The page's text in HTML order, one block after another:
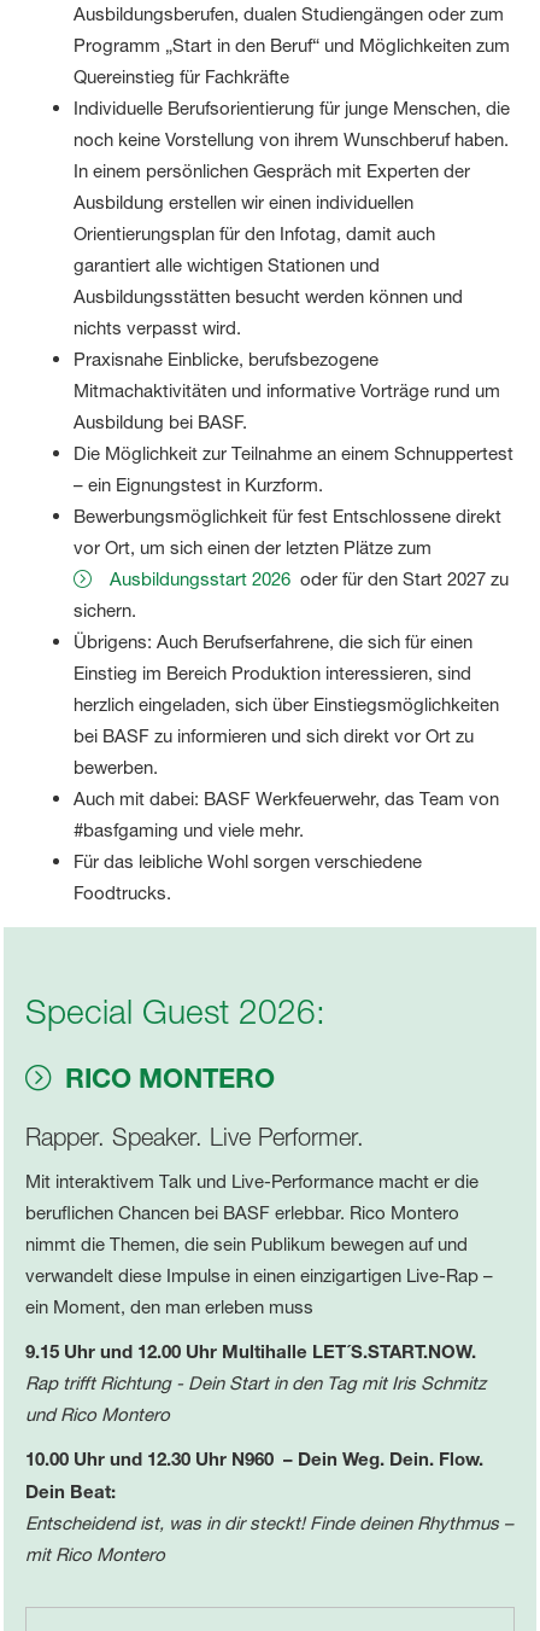
Ausbildungsberufen, dualen Studiengängen oder zum
Programm „Start in den Beruf“ und Möglichkeiten zum
Quereinstieg für Fachkräfte
Individuelle Berufsorientierung für junge Menschen, die
noch keine Vorstellung von ihrem Wunschberuf haben.
In einem persönlichen Gespräch mit Experten der
Ausbildung erstellen wir einen individuellen
Orientierungsplan für den Infotag, damit auch
garantiert alle wichtigen Stationen und
Ausbildungsstätten besucht werden können und
nichts verpasst wird.
Praxisnahe Einblicke, berufsbezogene
Mitmachaktivitäten und informative Vorträge rund um
Ausbildung bei BASF.
Die Möglichkeit zur Teilnahme an einem Schnuppertest
– ein Eignungstest in Kurzform.
Bewerbungsmöglichkeit für fest Entschlossene direkt
vor Ort, um sich einen der letzten Plätze zum
Ausbildungsstart 2026 oder für den Start 2027 zu
sichern.
Übrigens: Auch Berufserfahrene, die sich für einen
Einstieg im Bereich Produktion interessieren, sind
herzlich eingeladen, sich über Einstiegsmöglichkeiten
bei BASF zu informieren und sich direkt vor Ort zu
bewerben.
Auch mit dabei: BASF Werkfeuerwehr, das Team von
#basfgaming und viele mehr.
Für das leibliche Wohl sorgen verschiedene
Foodtrucks.
Special Guest 2026:
RICO MONTERO
Rapper. Speaker. Live Performer.
Mit interaktivem Talk und Live-Performance macht er die
beruflichen Chancen bei BASF erlebbar. Rico Montero
nimmt die Themen, die sein Publikum bewegen auf und
verwandelt diese Impulse in einen einzigartigen Live-Rap –
ein Moment, den man erleben muss
9.15 Uhr und 12.00 Uhr Multihalle LET´S.START.NOW.
Rap trifft Richtung - Dein Start in den Tag mit Iris Schmitz
und Rico Montero
10.00 Uhr und 12.30 Uhr N960 – Dein Weg. Dein. Flow.
Dein Beat:
Entscheidend ist, was in dir steckt! Finde deinen Rhythmus –
mit Rico Montero